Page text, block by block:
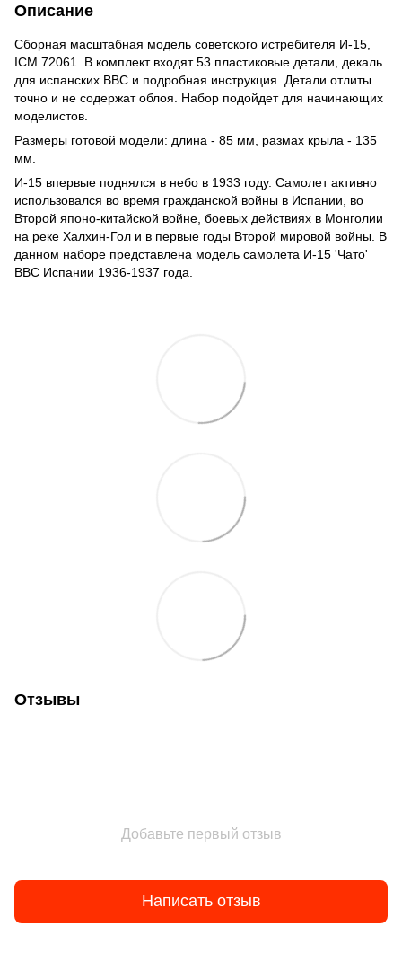
Описание
Сборная масштабная модель советского истребителя И-15,
ICM 72061. В комплект входят 53 пластиковые детали, декаль
для испанских ВВС и подробная инструкция. Детали отлиты
точно и не содержат облоя. Набор подойдет для начинающих
моделистов.
Размеры готовой модели: длина - 85 мм, размах крыла - 135
мм.
И-15 впервые поднялся в небо в 1933 году. Самолет активно
использовался во время гражданской войны в Испании, во
Второй японо-китайской войне, боевых действиях в Монголии
на реке Халхин-Гол и в первые годы Второй мировой войны. В
данном наборе представлена модель самолета И-15 'Чато'
ВВС Испании 1936-1937 года.
Отзывы
Добавьте первый отзыв
Написать отзыв